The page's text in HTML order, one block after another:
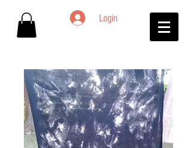
Login